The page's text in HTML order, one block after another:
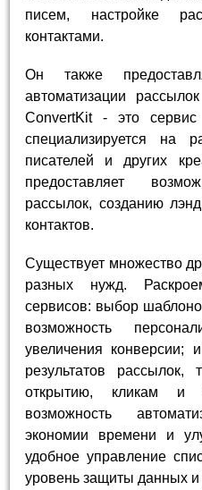
писем, настройке
контактами.
Он также
автоматизации
ConvertKit - это
специализируется на
писателей и других
предоставляет
рассылок, созданию
контактов.
Существует множество
разных нужд.
сервисов: выбор
возможность
увеличения конверсии;
результатов рассылок,
открытию, кликам и
возможность
экономии времени и
удобное управление
уровень защиты данных и